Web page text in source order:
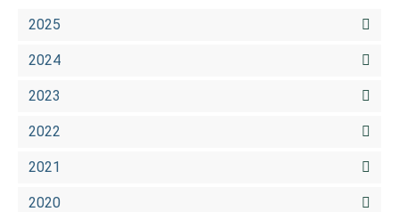
2025
2024
2023
2022
2021
2020